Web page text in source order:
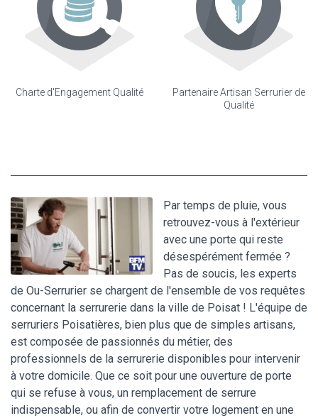
Charte d'Engagement Qualité
Partenaire Artisan Serrurier de
Qualité
Par temps de pluie, vous
retrouvez-vous à l'extérieur
avec une porte qui reste
désespérément fermée ?
Pas de soucis, les experts
de Ou-Serrurier se chargent de l'ensemble de vos requêtes
concernant la serrurerie dans la ville de Poisat ! L'équipe de
serruriers Poisatières, bien plus que de simples artisans,
est composée de passionnés du métier, des
professionnels de la serrurerie disponibles pour intervenir
à votre domicile. Que ce soit pour une ouverture de porte
qui se refuse à vous, un remplacement de serrure
indispensable, ou afin de convertir votre logement en une